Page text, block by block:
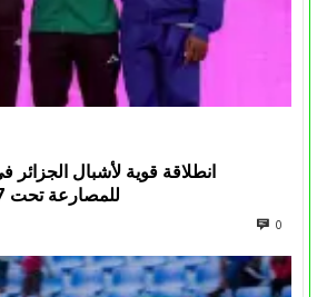
انطلاقة قوية لأشبال الجزائر
للمصارعة تحت 17 سنة بالإسكندرية
0